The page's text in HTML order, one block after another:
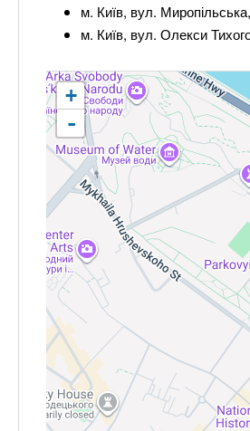
м. Київ, вул.
м. Київ, вул. Олекси
+
-